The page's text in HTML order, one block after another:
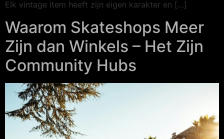
Elk vintage item heeft zijn eigen karakter en […]
Waarom Skateshops Meer
Zijn dan Winkels – Het Zijn
Community Hubs